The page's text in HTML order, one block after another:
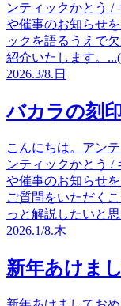
ンティックかとう /
や催事のお知らせ
ックを語るうえで
紹介いたします。
2026.3/8. 日
バカラの刻
こんにちは。アン
ンティックかとう /
や催事のお知らせ
ご質問をいただく
っと解説したいと
2026.1/8.木
新年あけま